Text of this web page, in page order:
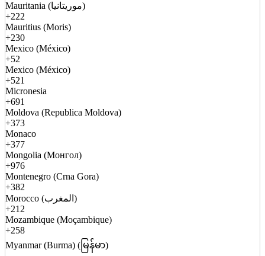
Mauritania (موريتانيا)
+222
Mauritius (Moris)
+230
Mexico (México)
+52
Mexico (México)
+521
Micronesia
+691
Moldova (Republica Moldova)
+373
Monaco
+377
Mongolia (Монгол)
+976
Montenegro (Crna Gora)
+382
Morocco (المغرب)
+212
Mozambique (Moçambique)
+258
Myanmar (Burma) (မြန်မာ)